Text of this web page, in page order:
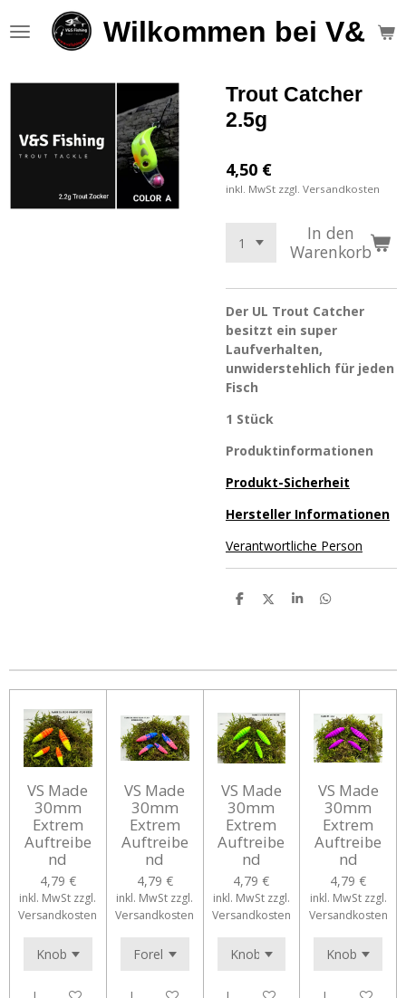
Hauptinhalt
Wilkommen bei V&S
Trout Catcher
2.5g
4,50 €
inkl. MwSt zzgl. Versandkosten
In den
Warenkorb
Der UL Trout Catcher
besitzt ein super
Laufverhalten,
unwiderstehlich für jeden
Fisch
1 Stück
Produktinformationen
Produkt-Sicherheit
Hersteller Informationen
Verantwortliche Person
T
n
T
n
T
n
T
n
VS Made
30mm
Extrem
Auftreibe
nd
4,79 €
inkl. MwSt zzgl.
Versandkosten
VS Made
30mm
Extrem
Auftreibe
nd
4,79 €
inkl. MwSt zzgl.
Versandkosten
VS Made
30mm
Extrem
Auftreibe
nd
4,79 €
inkl. MwSt zzgl.
Versandkosten
VS Made
30mm
Extrem
Auftreibe
nd
4,79 €
inkl. MwSt zzgl.
Versandkosten